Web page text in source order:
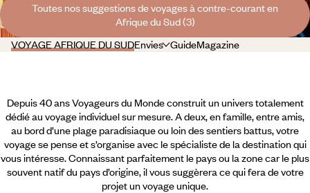
Toutes nos suggestions de voyages à contre-courant en
Afrique du Sud (3)
VOYAGE AFRIQUE DU SUDEnvies GuideMagazine
Depuis 40 ans Voyageurs du Monde construit un univers totalement
dédié au voyage individuel sur mesure. A deux, en famille, entre amis,
au bord d’une plage paradisiaque ou loin des sentiers battus, votre
voyage se pense et s’organise avec le spécialiste de la destination qui
vous intéresse. Connaissant parfaitement le pays ou la zone car le plus
souvent natif du pays d’origine, il vous suggèrera ce qui fera de votre
projet un voyage unique.